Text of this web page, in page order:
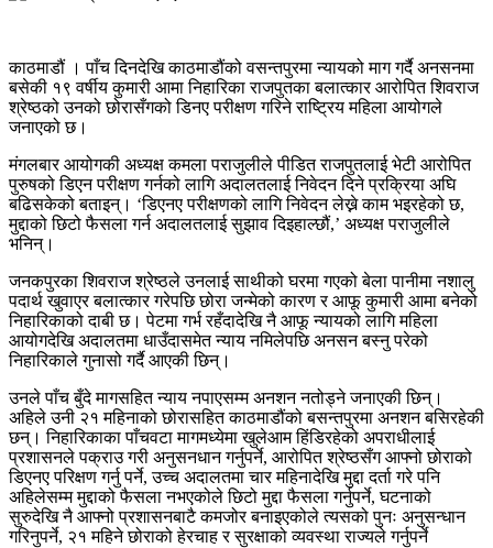
काठमाडौं । पाँच दिनदेखि काठमाडौंको वसन्तपुरमा न्यायको माग गर्दै अनसनमा
बसेकी १९ वर्षीय कुमारी आमा निहारिका राजपुतका बलात्कार आरोपित शिवराज
श्रेष्ठको उनको छोरासँगको डिनए परीक्षण गरिने राष्ट्रिय महिला आयोगले
जनाएको छ।
मंगलबार आयोगकी अध्यक्ष कमला पराजुलीले पीडित राजपुतलाई भेटी आरोपित
पुरुषको डिएन परीक्षण गर्नको लागि अदालतलाई निवेदन दिने प्रक्रिया अघि
बढिसकेको बताइन्। ‘डिएनए परीक्षणको लागि निवेदन लेख्ने काम भइरहेको छ,
मुद्दाको छिटो फैसला गर्न अदालतलाई सुझाव दिइहाल्छौं,’ अध्यक्ष पराजुलीले
भनिन्।
जनकपुरका शिवराज श्रेष्ठले उनलाई साथीको घरमा गएको बेला पानीमा नशालु
पदार्थ खुवाएर बलात्कार गरेपछि छोरा जन्मेको कारण र आफू कुमारी आमा बनेको
निहारिकाको दाबी छ। पेटमा गर्भ रहँदादेखि नै आफू न्यायको लागि महिला
आयोगदेखि अदालतमा धाउँदासमेत न्याय नमिलेपछि अनसन बस्नु परेको
निहारिकाले गुनासो गर्दै आएकी छिन्।
उनले पाँच बुँदे मागसहित न्याय नपाएसम्म अनशन नतोड्ने जनाएकी छिन्।
अहिले उनी २१ महिनाको छोरासहित काठमाडौंको बसन्तपुरमा अनशन बसिरहेकी
छन्। निहारिकाका पाँचवटा मागमध्येमा खुलेआम हिंडिरहेको अपराधीलाई
प्रशासनले पक्राउ गरी अनुसनधान गर्नुपर्ने, आरोपित श्रेष्ठसँग आफ्नो छोराको
डिएनए परिक्षण गर्नु पर्ने, उच्च अदालतमा चार महिनादेखि मुद्दा दर्ता गरे पनि
अहिलेसम्म मुद्दाको फैसला नभएकोले छिटो मुद्दा फैसला गर्नुपर्ने, घटनाको
सुरुदेखि नै आफ्नो प्रशासनबाटै कमजोर बनाइएकोले त्यसको पुनः अनुसन्धान
गरिनुपर्ने, २१ महिने छोराको हेरचाह र सुरक्षाको व्यवस्था राज्यले गर्नुपर्ने